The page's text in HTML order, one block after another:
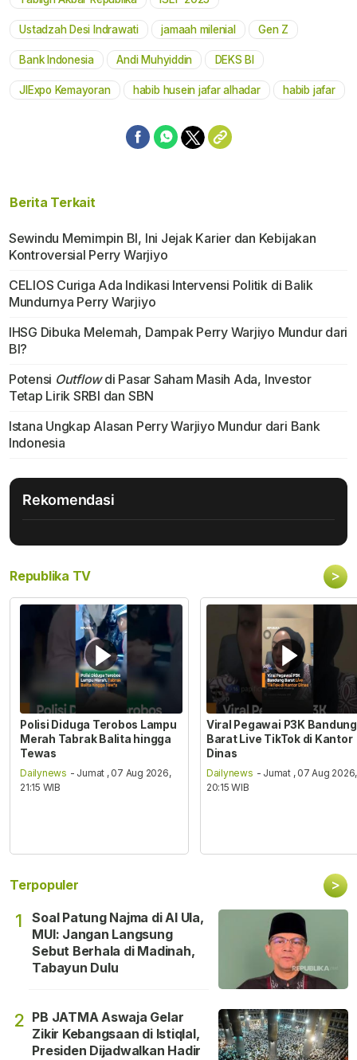
Ustadzah Desi Indrawati jamaah milenial Gen Z
Bank Indonesia Andi Muhyiddin DEKS BI
JIExpo Kemayoran habib husein jafar alhadar habib jafar
Berita Terkait
Sewindu Memimpin BI, Ini Jejak Karier dan Kebijakan
Kontroversial Perry Warjiyo
CELIOS Curiga Ada Indikasi Intervensi Politik di Balik
Mundurnya Perry Warjiyo
IHSG Dibuka Melemah, Dampak Perry Warjiyo Mundur dari
BI?
Potensi Outflowdi Pasar Saham Masih Ada, Investor
Tetap Lirik SRBI dan SBN
Istana Ungkap Alasan Perry Warjiyo Mundur dari Bank
Indonesia
Rekomendasi
Republika TV >
Polisi Diduga Terobos Lampu
Merah Tabrak Balita hingga
Tewas
Dailynews - Jumat , 07 Aug 2026,
21:15 WIB
Viral Pegawai P3K Bandung
Barat Live TikTok di Kantor
Dinas
Dailynews - Jumat , 07 Aug 2026,
20:15 WIB
Terpopuler >
1
Soal Patung Najma di Al Ula,
MUI: Jangan Langsung
Sebut Berhala di Madinah,
Tabayun Dulu
2 PB JATMA Aswaja Gelar
Zikir Kebangsaan di Istiqlal,
Presiden Dijadwalkan Hadir